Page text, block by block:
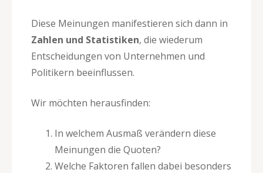
Diese Meinungen manifestieren sich dann in
Zahlen und Statistiken, die wiederum
Entscheidungen von Unternehmen und
Politikern beeinflussen.
Wir möchten herausfinden:
In welchem Ausmaß verändern diese
Meinungen die Quoten?
Welche Faktoren fallen dabei besonders